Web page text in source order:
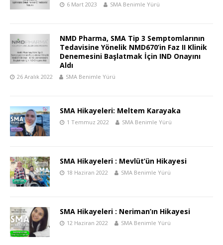
6 Mart 2023 SMA Benimle Yürü
NMD Pharma, SMA Tip 3 Semptomlarının
Tedavisine Yönelik NMD670’in Faz II Klinik
Denemesini Başlatmak İçin IND Onayını
Aldı
26 Aralık 2022 SMA Benimle Yürü
SMA Hikayeleri: Meltem Karayaka
1 Temmuz 2022 SMA Benimle Yürü
SMA Hikayeleri : Mevlüt’ün Hikayesi
18 Haziran 2022 SMA Benimle Yürü
SMA Hikayeleri : Neriman’ın Hikayesi
12 Haziran 2022 SMA Benimle Yürü